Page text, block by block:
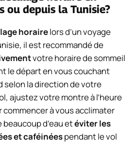
ou depuis la Tunisie?
horairelors d’un voyage
il est recommandé de
votre horaire de sommeil
le départ en vous couchant
selon la direction de votre
ajustez votre montre à l’heure
à vous acclimater
d’eau etéviter les
et caféinéespendant le vol